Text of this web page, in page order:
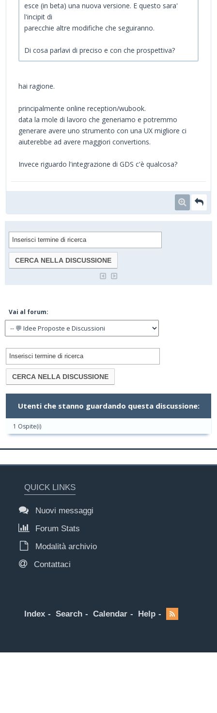
esce (in beta) una nuova versione. E questo sara'
l'incipit di
parecchie altre modifiche che seguiranno.
Di cosa parlavi di preciso e con che prospettiva?
hai ragione.
principalmente online reception/wubook.
data la mole di lavoro che generiamo e potremmo
generare avere uno strumento con una UX migliore ci
aiuterebbe ad avere maggiori convertions.
Invece riguardo l'integrazione di GDS c'è qualcosa?
Vai al forum:
Utenti che stanno guardando questa discussione:
1 Ospite(i)
QUICK LINKS
Nuovi messaggi
Forum Stats
Modalità archivio
Contattaci
Index Search Calendar Help